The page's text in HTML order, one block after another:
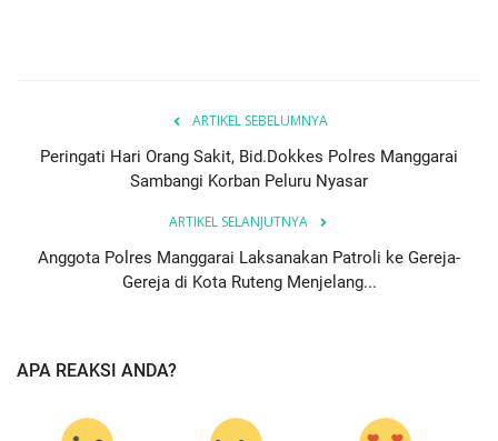
ARTIKEL SEBELUMNYA
Peringati Hari Orang Sakit, Bid.Dokkes Polres Manggarai
Sambangi Korban Peluru Nyasar
ARTIKEL SELANJUTNYA
Anggota Polres Manggarai Laksanakan Patroli ke Gereja-
Gereja di Kota Ruteng Menjelang...
APA REAKSI ANDA?